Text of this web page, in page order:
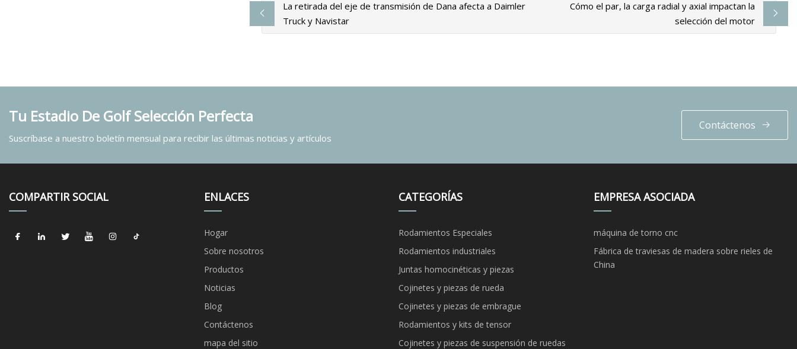
La retirada del eje de transmisión de Dana afecta a Daimler
Truck y Navistar
Cómo el par, la carga radial y axial impactan la
selección del motor
Tu Estadio De Golf Selección Perfecta
Suscríbase a nuestro boletín mensual para recibir las últimas noticias y artículos
Contáctenos
COMPARTIR SOCIAL ENLACES
Hogar
Sobre nosotros
Productos
Noticias
Blog
Contáctenos
mapa del sitio
CATEGORÍAS
Rodamientos Especiales
Rodamientos industriales
Juntas homocinéticas y piezas
Cojinetes y piezas de rueda
Cojinetes y piezas de embrague
Rodamientos y kits de tensor
Cojinetes y piezas de suspensión de ruedas
EMPRESA ASOCIADA
máquina de torno cnc
Fábrica de traviesas de madera sobre rieles de
China